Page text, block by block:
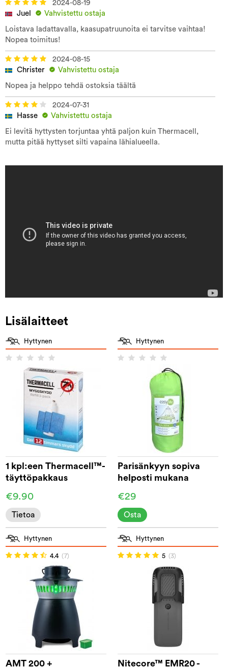
2024-08-19
Juel
Vahvistettu ostaja
Loistava ladattavalla, kaasupatruunoita ei tarvitse vaihtaa!
Nopea toimitus!
2024-08-15
Christer
Vahvistettu ostaja
Nopea ja helppo tehdä ostoksia täältä
2024-07-31
Hasse
Vahvistettu ostaja
Ei levitä hyttysten torjuntaa yhtä paljon kuin Thermacell,
mutta pitää hyttyset silti vapaina lähialueella.
Lisälaitteet
Hyttynen
1 kpl:een Thermacell™-
täyttöpakkaus
€9.90
Tietoa
Hyttynen
Parisänkyyn sopiva
helposti mukana
€29
Osta
Hyttynen
4.4 (7)
AMT 200 +
Hyttynen
5 (3)
Nitecore™ EMR20 -